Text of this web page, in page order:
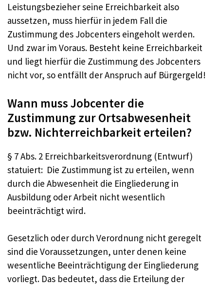
Leistungsbezieher seine Erreichbarkeit also
aussetzen, muss hierfür in jedem Fall die
Zustimmung des Jobcenters eingeholt werden.
Und zwar im Voraus. Besteht keine Erreichbarkeit
und liegt hierfür die Zustimmung des Jobcenters
nicht vor, so entfällt der Anspruch auf Bürgergeld!
Wann muss Jobcenter die
Zustimmung zur Ortsabwesenheit
bzw. Nichterreichbarkeit erteilen?
§ 7 Abs. 2 Erreichbarkeitsverordnung (Entwurf)
statuiert: Die Zustimmung ist zu erteilen, wenn
durch die Abwesenheit die Eingliederung in
Ausbildung oder Arbeit nicht wesentlich
beeinträchtigt wird.
Gesetzlich oder durch Verordnung nicht geregelt
sind die Voraussetzungen, unter denen keine
wesentliche Beeinträchtigung der Eingliederung
vorliegt. Das bedeutet, dass die Erteilung der